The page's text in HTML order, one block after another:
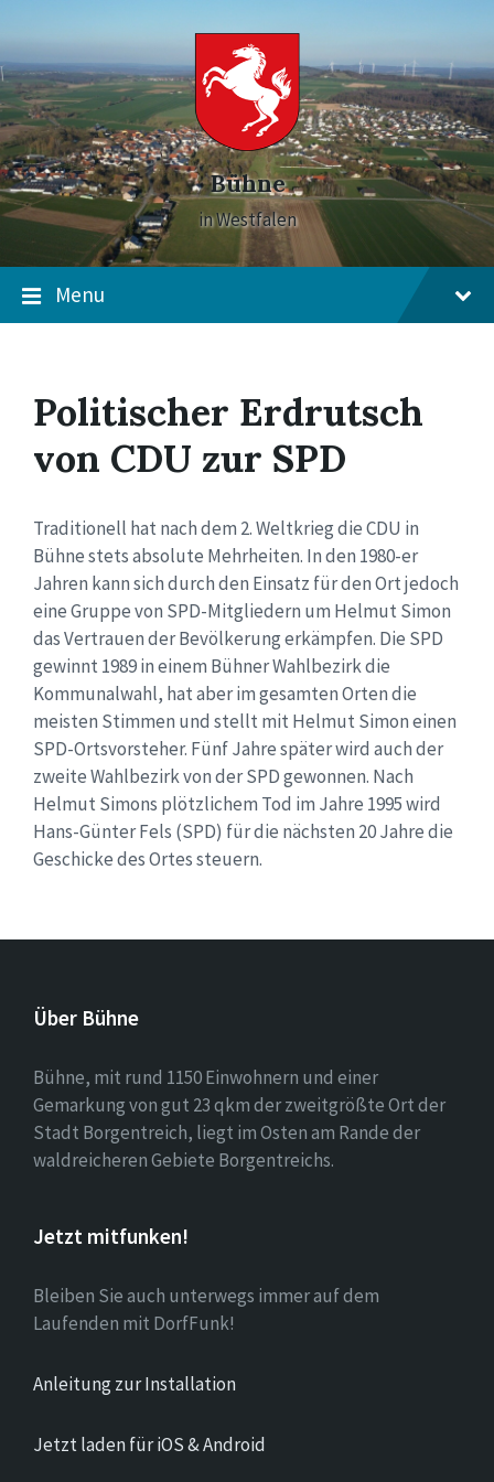
navigation
Bühne
in Westfalen
Menu
Politischer Erdrutsch
von CDU zur SPD
Traditionell hat nach dem 2. Weltkrieg die CDU in
Bühne stets absolute Mehrheiten. In den 1980-er
Jahren kann sich durch den Einsatz für den Ort jedoch
eine Gruppe von SPD-Mitgliedern um Helmut Simon
das Vertrauen der Bevölkerung erkämpfen. Die SPD
gewinnt 1989 in einem Bühner Wahlbezirk die
Kommunalwahl, hat aber im gesamten Orten die
meisten Stimmen und stellt mit Helmut Simon einen
SPD-Ortsvorsteher. Fünf Jahre später wird auch der
zweite Wahlbezirk von der SPD gewonnen. Nach
Helmut Simons plötzlichem Tod im Jahre 1995 wird
Hans-Günter Fels (SPD) für die nächsten 20 Jahre die
Geschicke des Ortes steuern.
Über Bühne
Bühne, mit rund 1150 Einwohnern und einer
Gemarkung von gut 23 qkm der zweitgrößte Ort der
Stadt Borgentreich, liegt im Osten am Rande der
waldreicheren Gebiete Borgentreichs.
Jetzt mitfunken!
Bleiben Sie auch unterwegs immer auf dem
Laufenden mit DorfFunk!
Anleitung zur Installation
Jetzt laden für iOS & Android